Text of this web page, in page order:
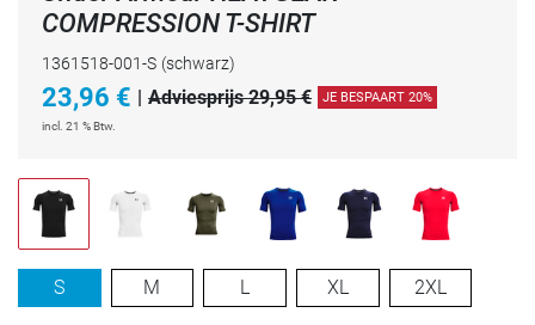
COMPRESSION T-SHIRT
1361518-001-S (schwarz)
23,96 € | Adviesprijs 29,95 € JE BESPAART 20%
incl. 21 % Btw.
S M L XL 2XL